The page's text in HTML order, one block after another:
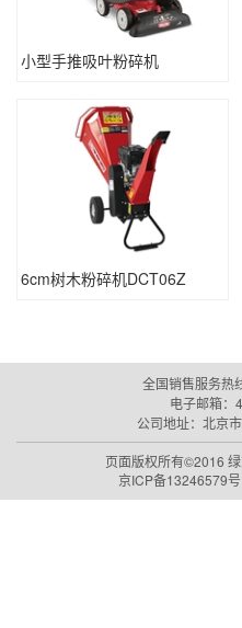
小型手推吸叶粉碎机
6cm树木粉碎机DCT06Z
全国销售服务热
电子邮箱：
公司地址：北京
页面版权所有©2016
京ICP备13246579号